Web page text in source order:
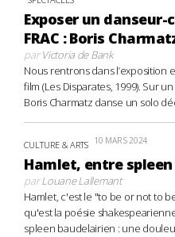
Exposer un
FRAC : Boris
parVictoria de Bank
Nous rentrons dans
film (Les Disparates, 1999). Sur
Boris Charmatz danse un solo
CULTURE & ARTS 10 MARS 2024
Hamlet, entre
parLouane Lallemant
Hamlet, c'est le "to be or not to
qu'est la poésie
spleen baudelairien : une